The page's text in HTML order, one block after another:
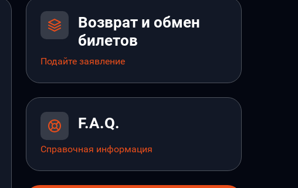
Возврат и обмен
билетов
Подайте заявление
F.A.Q.
Справочная информация